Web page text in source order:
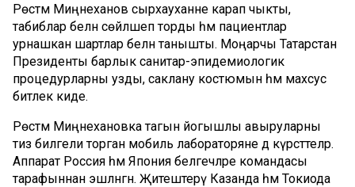
Рөстәм Миңнеханов сырхауханәне карап чыкты,
табиблар белән сөйләшеп торды һәм пациентлар
урнашкан шартлар белән танышты. Моңарчы Татарстан
Президенты барлык санитар-эпидемиологик
процедурларны узды, саклану костюмын һәм махсус
битлек киде.
Рөстәм Миңнехановка тагын йогышлы авыруларны
тиз билгели торган мобиль лабораторяне дә күрсәттеләр.
Аппарат Россия һәм Япония белгечләре командасы
тарафыннан эшләнгән. Җитештерү Казанда һәм Токиода